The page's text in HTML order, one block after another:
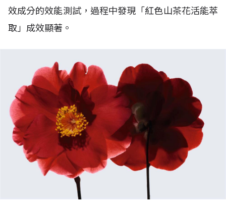
效成分的效能測試，過程中發現「紅色山茶花活能萃
取」成效顯著。